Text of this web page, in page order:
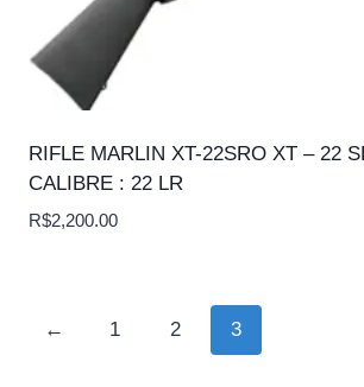
RIFLE MARLIN XT-22SRO XT – 22
CALIBRE : 22 LR
R$2,200.00
← 1 2 3